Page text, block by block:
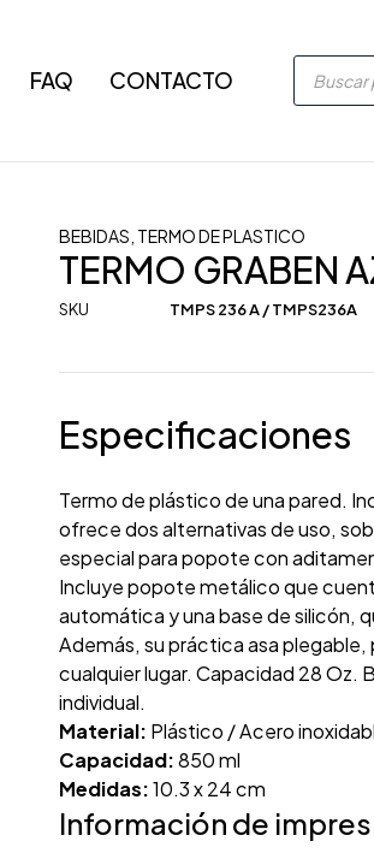
FAQ CONTACTO
BEBIDAS TERMO DE PLASTICO
TERMO GRABEN
SKU TMPS 236 A / TMPS236A
Especificaciones
Termo de plástico de una pared.
ofrece dos alternativas de uso,
especial para popote con
Incluye popote metálico que
automática y una base de silicón,
Además, su práctica asa
cualquier lugar. Capacidad 28 Oz.
individual.
Material: Plástico / Acero
Capacidad:850 ml
Medidas:10.3 x 24 cm
Información de